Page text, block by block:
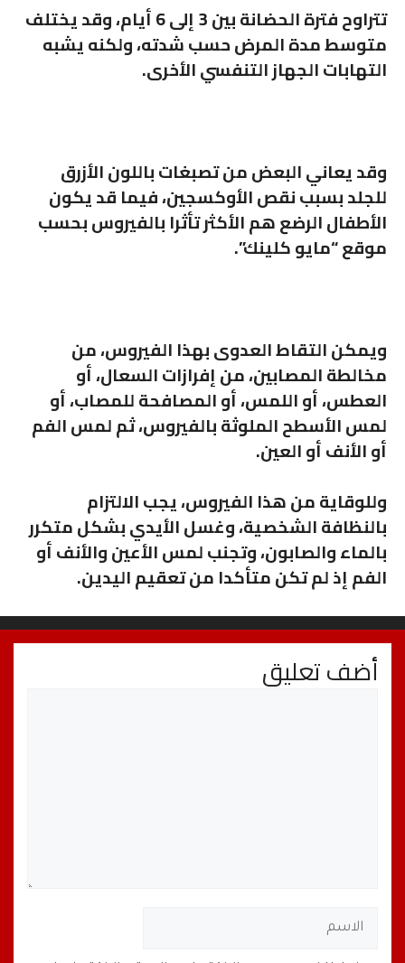
تتراوح فترة الحضانة بين 3 إلى 6 أيام، وقد يختلف
متوسط مدة المرض حسب شدته، ولكنه يشبه
التهابات الجهاز التنفسي الأخرى.
وقد يعاني البعض من تصبغات باللون الأزرق
للجلد بسبب نقص الأوكسجين، فيما قد يكون
الأطفال الرضع هم الأكثر تأثرا بالفيروس بحسب
موقع “مايو كلينك”.
ويمكن التقاط العدوى بهذا الفيروس، من
مخالطة المصابين، من إفرازات السعال، أو
العطس، أو اللمس، أو المصافحة للمصاب، أو
لمس الأسطح الملوثة بالفيروس، ثم لمس الفم
أو الأنف أو العين.
وللوقاية من هذا الفيروس، يجب الالتزام
بالنظافة الشخصية، وغسل الأيدي بشكل متكرر
بالماء والصابون، وتجنب لمس الأعين والأنف أو
الفم إذ لم تكن متأكدا من تعقيم اليدين.
أضف تعليق
الاسم